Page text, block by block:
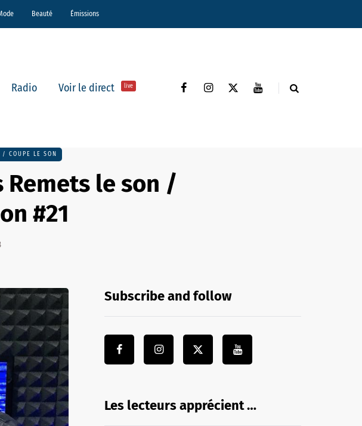
Beauté Émissions
Radio Voir le direct live
/ COUPE LE SON
Remets le son /
#21
Subscribe and follow
Les lecteurs apprécient …